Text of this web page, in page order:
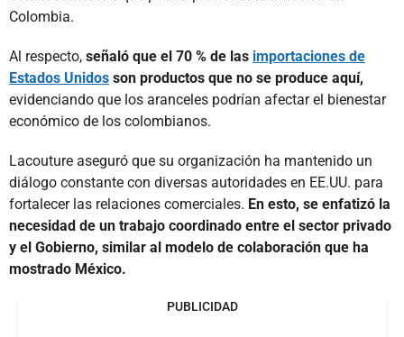
Colombia.
Al respecto, señaló que el 70 % de las importaciones de
Estados Unidos son productos que no se produce aquí,
evidenciando que los aranceles podrían afectar el bienestar
económico de los colombianos.
Lacouture aseguró que su organización ha mantenido un
diálogo constante con diversas autoridades en EE.UU. para
fortalecer las relaciones comerciales. En esto, se enfatizó la
necesidad de un trabajo coordinado entre el sector privado
y el Gobierno, similar al modelo de colaboración que ha
mostrado México.
PUBLICIDAD